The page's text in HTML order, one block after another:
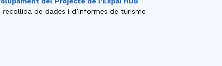
recollida de dades i d’informes de turisme